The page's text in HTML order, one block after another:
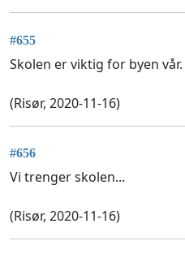
#655
Skolen er viktig for byen vår.
(Risør, 2020-11-16)
#656
Vi trenger skolen...
(Risør, 2020-11-16)